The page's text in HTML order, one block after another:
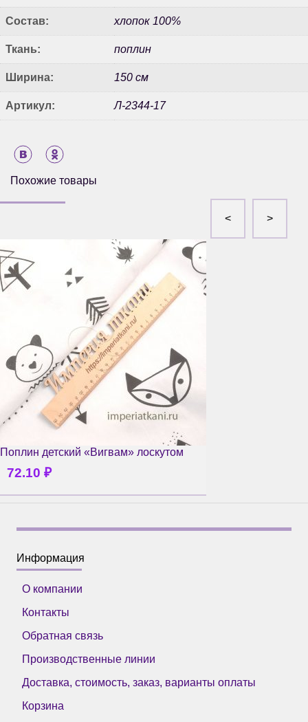
Состав: хлопок 100%
Ткань: поплин
Ширина: 150 см
Артикул: Л-2344-17
Похожие товары
Поплин детский «Вигвам» лоскутом
72.10 ₽
Информация
О компании
Контакты
Обратная связь
Производственные линии
Доставка, стоимость, заказ, варианты оплаты
Корзина